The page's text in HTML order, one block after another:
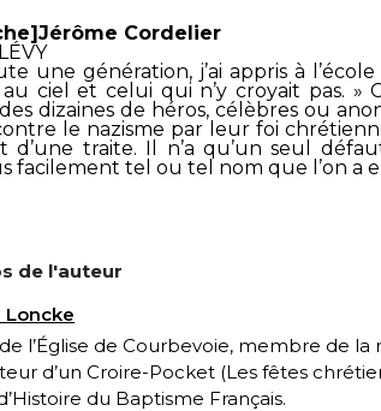
Cordelier
une génération, j’ai appris à
ciel et celui qui n’y croyait pas. »
dizaines de héros, célèbres ou
le nazisme par leur foi
traite. Il n’a qu’un seul
facilement tel ou tel nom que l’on a
de l'auteur
Loncke
l’Église de Courbevoie, membre de
d’un Croire-Pocket (Les fêtes
du Baptisme Français.